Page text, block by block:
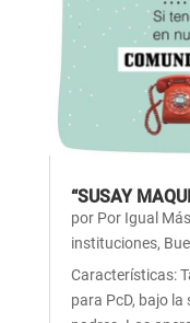
“SUSAY
por Por Igual Más
instituciones,
Características:
para PcD, bajo